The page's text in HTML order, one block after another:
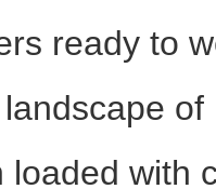
特干故城：“寻
ready to
loaded with